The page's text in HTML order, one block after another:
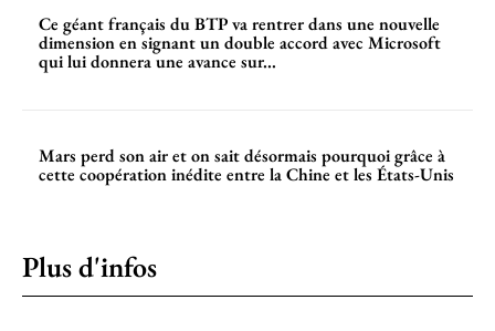
Ce géant français du BTP va rentrer dans une nouvelle
dimension en signant un double accord avec Microsoft
qui lui donnera une avance sur...
Mars perd son air et on sait désormais pourquoi grâce à
cette coopération inédite entre la Chine et les États-Unis
Plus d'infos